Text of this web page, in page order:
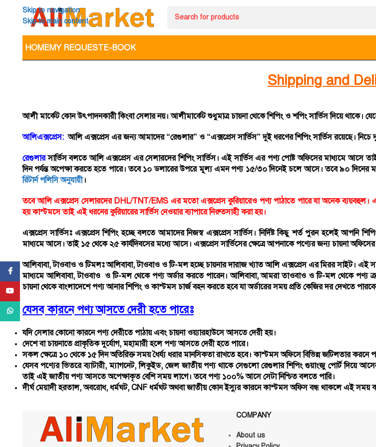
Skip to navigation
Skip to main content
HOMEMY REQUESTE-BOOK
Shipping and
আলী মার্কেট কোন উৎপাদনকারী কিংবা সেলার নয়। আলীমার্কেট শুধুমাত্র চায়না থেকে শিপিং ও শপিং সার্ভিস দিয়ে থাকে।
আলিএক্সপ্রেস: আলি এক্সপ্রেস এর জন্য আমাদের “রেগুলার” ও “এক্সপ্রেস সার্ভিস” দুই ধরণের শিপিং সার্ভিস রয়েছে।
রেগুলারসার্ভিসবলতে আলি এক্সপ্রেস এর সেলারদের শিপিং সার্ভিস। এই সার্ভিস এর পণ্য পোষ্ট অফিসের মাধ্যমে আসে
দিন পর্যন্ত অপেক্ষা করতে হতে পারে। তবে ১০ ডলারের উপরে মূল্য এমন পণ্য ১৫/৩০ দিনেই চলে আসে। তবে ৯০ দিনের
রিটার্ন পলিসি অনুযায়ী।
তবে আলি এক্সপ্রেস সেলারদের DHL/TNT/EMS এর মতো এক্সপ্রেস কুরিয়ারেও পণ্য পাঠাতে পারে যা অনেক ব্যয়বহুল।
হয় কাস্টমসে তাই এই ধরনের কুরিয়ারের সার্ভিস নেওয়ার ব্যাপারে নিরুতসাহী করা হয়।
এক্সপ্রেস সার্ভিসঃএক্সপ্রেস শিপিং হচ্ছে বলতে আমাদের নিজস্ব এক্সপ্রেস সার্ভিস। নির্দিষ্ট কিছু শর্ত পুরন হলেই আপনি
মাধ্যমে আসে। তাই ১৫ থেকে ২৫ কার্যদিবসের মধ্যে আসে। এক্সপ্রেস সার্ভিসের ক্ষেত্রে আপনাকে পণ্যের জন্য চায়না
আলিবাবা, টাওবাও ও টিমলঃআলিবাবা,টাওবাও ও টি-মল হচ্ছে চায়নার দারাজ খ্যাত আলি এক্সপ্রেস এর মিরর সাইট।
মাধ্যমে আলিবাবা, টাওবাও ও টি-মল থেকে পণ্য অর্ডার করতে পারেন। আলিবাবা, আমরা তাওবাও ও টি-মল থেকে পণ্য
চায়না থেকে বাংলাদেশে পণ্য আনার শিপিং ও কাস্টমস চার্জ বহন করতে হবে যা অর্ডারের সময় প্রতি কেজির দর দেখতে
যেসব কারনে পণ্য আসতে দেরী হতে পারেঃ
যদি সেলার কোনো কারনে পণ্য দেরীতে পাঠায় এবং চায়না ওয়্যারহাউসে আসতে দেরী হয়।
দেশে বা চায়নাতে প্রাকৃতিক দুর্যোগ, মহামারী হলে পণ্য আসতে দেরী হতে পারে।
সকল ক্ষেত্রে ১০ থেকে ১৫ দিন অতিরিক্ত সময় ধৈর্য্য ধরার মানসিকতা রাখতে হবে। কাস্টমস অফিসে বিভিন্ন জটিলতার করনে
যেসব পণ্যের ভিতরে ব্যাটারী, ম্যাগনেট, লিকুইড, জেল জাতীয় পণ্য থাকে সেগুলো রেগুলার শিপিং গুয়াংজু পোর্ট দিয়ে
তাই এই জাতীয় পণ্য আসতে অপেক্ষাকৃত বেশি সময় লাগে। তবে পণ্য ১০০% আসে সেটা নিশ্চিত বলতে পারি।
দীর্ঘ মেয়াদী হরতাল, অবরোধ, ধর্মঘট, CNF ধর্মঘট অথবা জাতীয় কোন ইস্যুর কারনে কাস্টমস অফিস বন্ধ থাকলে এই সময়
COMPANY
About us
Facebook
YouTube
WhatsApp